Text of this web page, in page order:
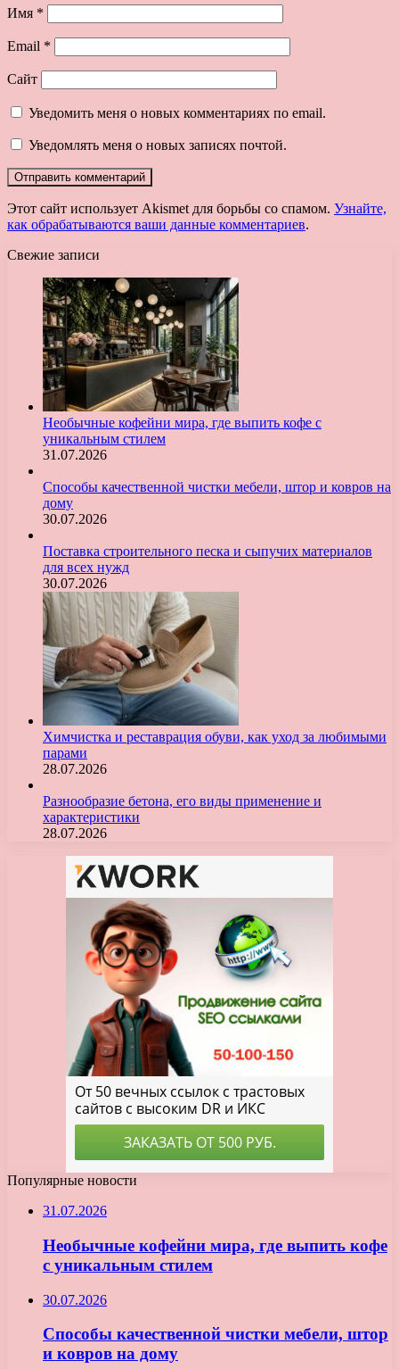
Имя *
Email *
Сайт
Уведомить меня о новых комментариях по email.
Уведомлять меня о новых записях почтой.
Этот сайт использует Akismet для борьбы со спамом. Узнайте,
как обрабатываются ваши данные комментариев.
Свежие записи
Необычные кофейни мира, где выпить кофе с
уникальным стилем
31.07.2026
Способы качественной чистки мебели, штор и ковров на
дому
30.07.2026
Поставка строительного песка и сыпучих материалов
для всех нужд
30.07.2026
Химчистка и реставрация обуви, как уход за любимыми
парами
28.07.2026
Разнообразие бетона, его виды применение и
характеристики
28.07.2026
Популярные новости
31.07.2026
Необычные кофейни мира, где выпить кофе
с уникальным стилем
30.07.2026
Способы качественной чистки мебели, штор
и ковров на дому